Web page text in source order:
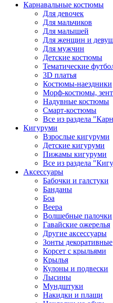
Карнавальные костюмы
Для девочек
Для мальчиков
Для малышей
Для женщин и
Для мужчин
Детские костюмы
Тематические
3D платья
Костюмы-наездники
Морф-костюмы,
Надувные костюмы
Смарт-костюмы
Все из раздела
Кигуруми
Взрослые кигуруми
Детские кигуруми
Пижамы кигуруми
Все из раздела
Аксессуары
Бабочки и галстуки
Банданы
Боа
Веера
Волшебные палочки
Гавайские ожерелья
Другие аксессуары
Зонты декоративные
Корсет с крыльями
Крылья
Кулоны и подвески
Лысины
Мундштуки
Накидки и плащи